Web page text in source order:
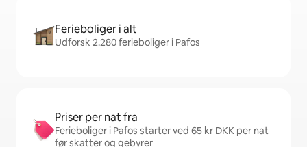
Ferieboliger i alt
Udforsk 2.280 ferieboliger i Pafos
Priser per nat fra
Ferieboliger i Pafos starter ved 65 kr DKK per nat
før skatter og gebyrer